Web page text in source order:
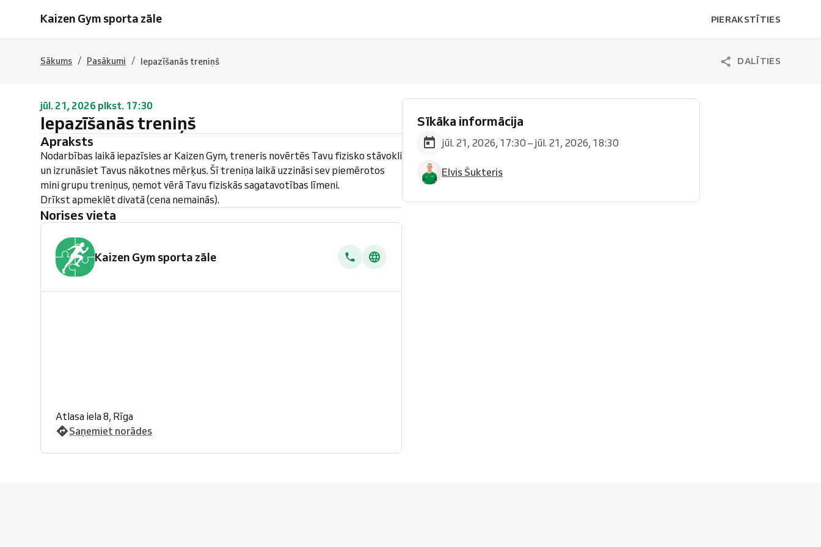
Kaizen Gym sporta zāle PIERAKSTĪTIES
Sākums / Pasākumi / Iepazīšanās treniņš DALĪTIES
jūl. 21, 2026 plkst. 17:30
Iepazīšanās treniņš
Apraksts
Nodarbības laikā iepazīsies ar Kaizen Gym, treneris novērtēs Tavu fizisko stāvokli
un izrunāsiet Tavus nākotnes mērķus. Šī treniņa laikā uzzināsi sev piemērotos
mini grupu treniņus, ņemot vērā Tavu fiziskās sagatavotības līmeni.
Drīkst apmeklēt divatā (cena nemainās).
Norises vieta
Kaizen Gym sporta zāle
Atlasa iela 8, Rīga
Saņemiet norādes
Sīkāka informācija
jūl. 21, 2026, 17:30 – jūl. 21, 2026, 18:30
Elvis Šukteris